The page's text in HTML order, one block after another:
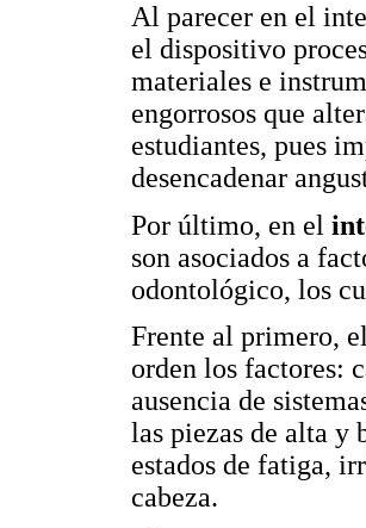
Al parecer en el
el dispositivo
materiales e
engorrosos que
estudiantes, pues
desencadenar
Por último, en el
son asociados a
odontológico, los
Frente al primero,
orden los factores:
ausencia de
las piezas de alta y
estados de fatiga,
cabeza.